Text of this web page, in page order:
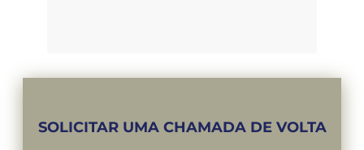
SOLICITAR UMA CHAMADA DE VOLTA